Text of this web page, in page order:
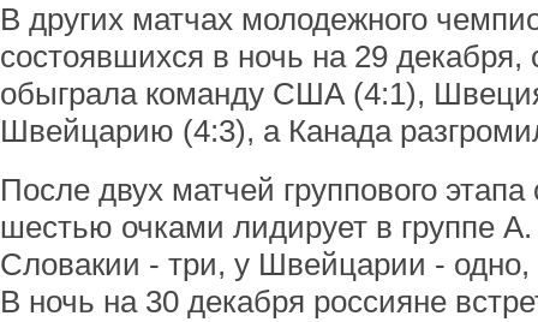
В других матчах молодежного
состоявшихся в ночь на 29
обыграла команду США (4:1),
Швейцарию (4:3), а Канада
После двух матчей группового
шестью очками лидирует в группе
Словакии - три, у Швейцарии - одно,
В ночь на 30 декабря россияне